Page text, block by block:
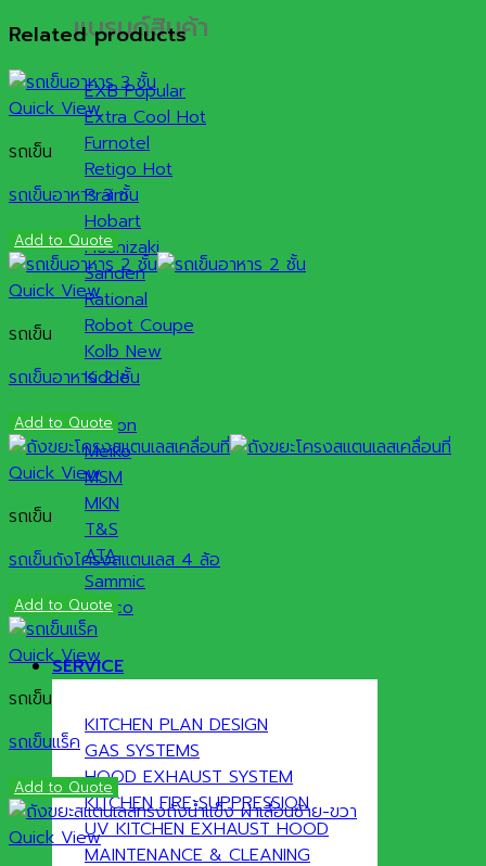
แบรนด์สินค้า
EXB
Extra Cool
Furnotel
Retigo
Praim
Hobart
Hoshizaki
Sanden
Rational
Robot Coupe
Kolb
Kidde
Halton
Meiko
MSM
MKN
T&S
ATA
Sammic
Hatco
SERVICE
KITCHEN PLAN DESIGN
GAS SYSTEMS
HOOD EXHAUST SYSTEM
KITCHEN FIRE SUPPRESSION
UV KITCHEN EXHAUST HOOD
MAINTENANCE & CLEANING
Related products
Quick View
รถเข็น
รถเข็นอาหาร 3 ชั้น
Add to Quote
Quick View
รถเข็น
รถเข็นอาหาร 2 ชั้น
Add to Quote
Quick View
รถเข็น
รถเข็นถังโครงสแตนเลส 4 ล้อ
Add to Quote
Quick View
รถเข็น
รถเข็นแร็ค
Add to Quote
Quick View